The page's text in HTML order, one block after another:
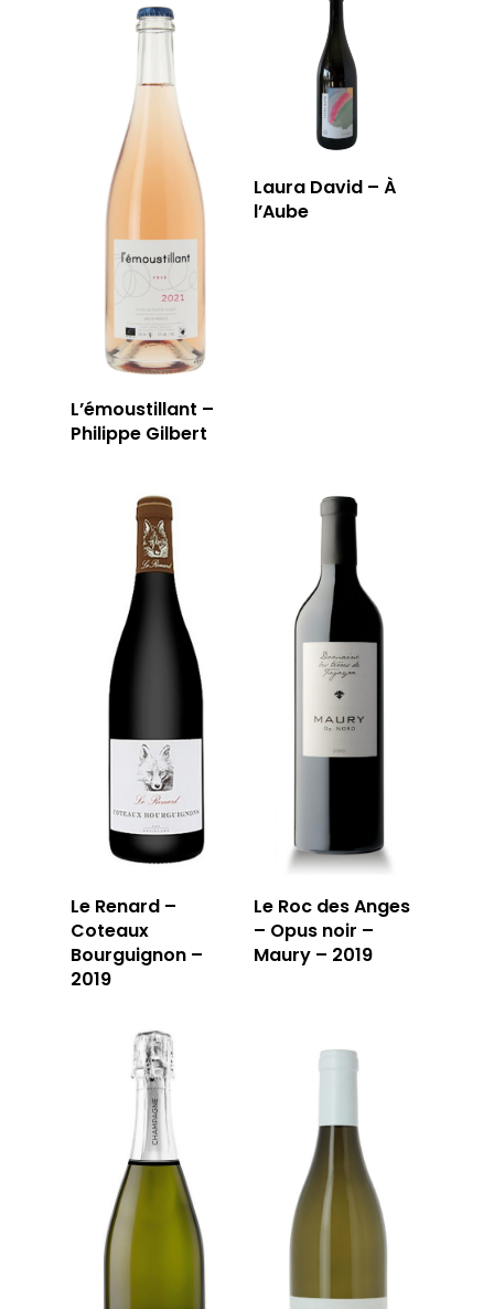
L’émoustillant –
Philippe Gilbert
Laura David – À
l’Aube
Le Renard –
Coteaux
Bourguignon –
2019
Le Roc des Anges
– Opus noir –
Maury – 2019